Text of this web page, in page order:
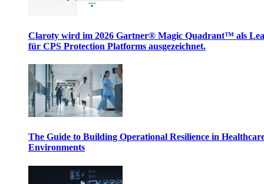
Claroty wird im 2026 Gartner® Magic Quadrant™ als
für CPS Protection Platforms ausgezeichnet.
The Guide to Building Operational Resilience in
Environments